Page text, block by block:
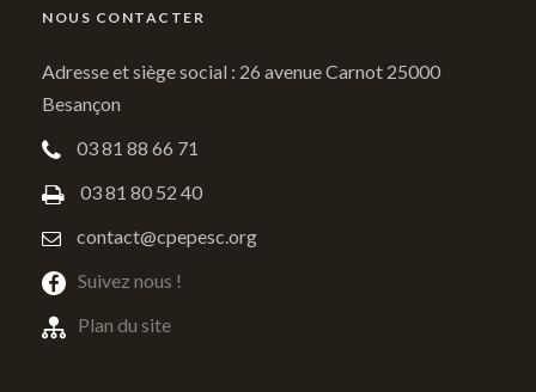
NOUS CONTACTER
Adresse et siège social : 26 avenue Carnot 25000
Besançon
03 81 88 66 71
03 81 80 52 40
contact@cpepesc.org
Suivez nous !
Plan du site